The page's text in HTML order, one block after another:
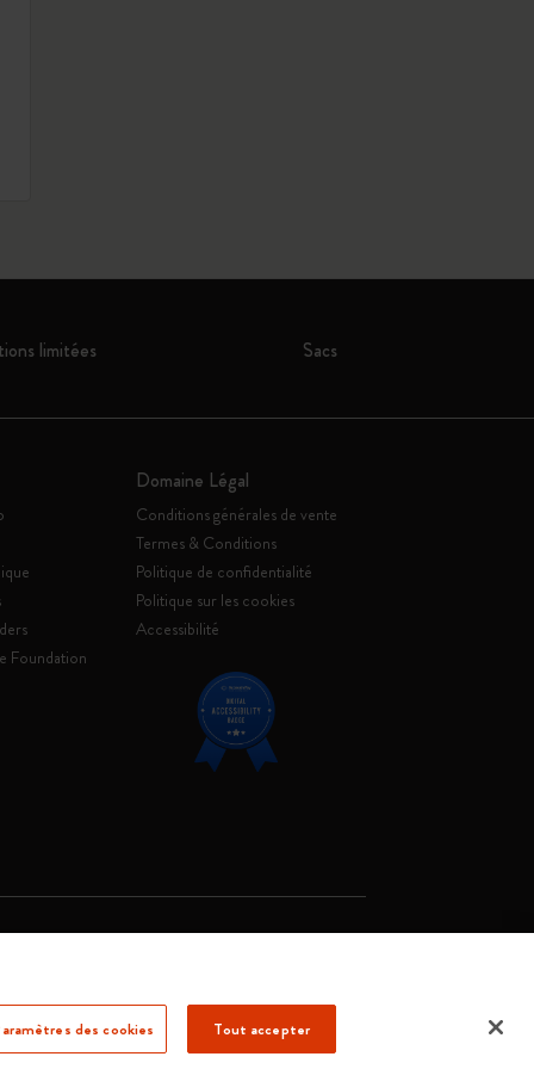
limitées Sacs
Foundation
Domaine Légal
Conditions générales de vente
Termes & Conditions
Politique de confidentialité
Politique sur les cookies
Accessibilité
des cookies Tout accepter